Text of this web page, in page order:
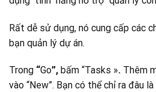
Rất dễ sử dụng, nó cung cấp các
bạn quản lý dự án.
Trong “Go”, bấm “Tasks ». Thêm
vào “New”. Bạn có thể chỉ ra đâu